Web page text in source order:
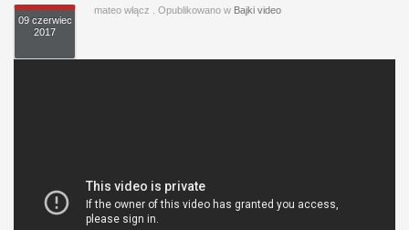
mateo włącz
09 czerwiec
2017
. Opublikowano w Bajki video